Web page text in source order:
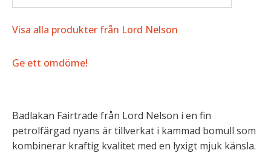
Visa alla produkter från Lord Nelson
Ge ett omdöme!
Badlakan Fairtrade från Lord Nelson i en fin
petrolfärgad nyans är tillverkat i kammad bomull som
kombinerar kraftig kvalitet med en lyxigt mjuk känsla.